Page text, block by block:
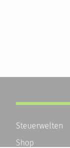
Steuerwelten
Shop